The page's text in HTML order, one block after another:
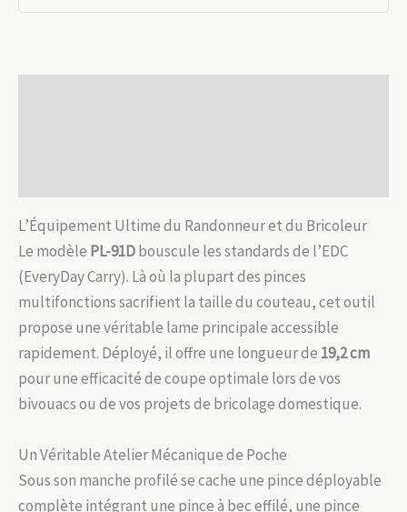
Cranté,
L’Équipement Ultime du Randonneur et du Bricoleur
Le modèle PL-91Dbouscule les standards de l’EDC
(EveryDay Carry). Là où la plupart des pinces
multifonctions sacrifient la taille du couteau, cet outil
propose une véritable lame principale accessible
rapidement. Déployé, il offre une longueur de 19,2 cm
pour une efficacité de coupe optimale lors de vos
bivouacs ou de vos projets de bricolage domestique.
Un Véritable Atelier Mécanique de Poche
Sous son manche profilé se cache une pince déployable
complète intégrant une pince à bec effilé, une pince